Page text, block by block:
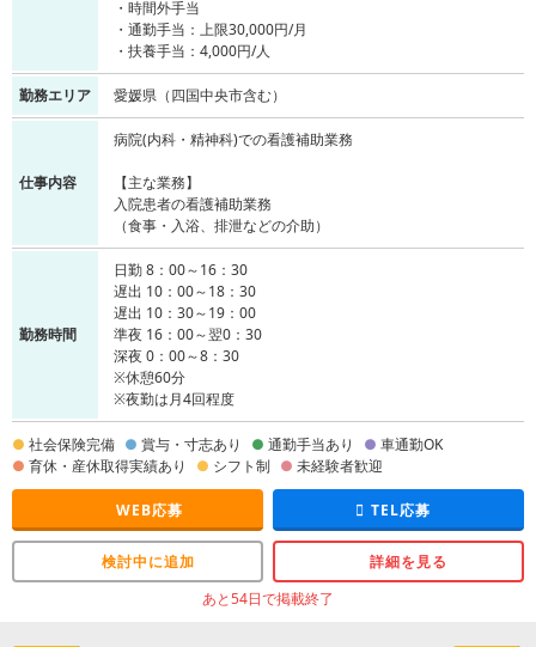
・時間外手当
・通勤手当：上限30,000円/月
・扶養手当：4,000円/人
勤務エリア 愛媛県（四国中央市含む）
仕事内容
病院(内科・精神科)での看護補助業務
【主な業務】
入院患者の看護補助業務
（食事・入浴、排泄などの介助）
勤務時間
日勤 8：00～16：30
遅出 10：00～18：30
遅出 10：30～19：00
準夜 16：00～翌0：30
深夜 0：00～8：30
※休憩60分
※夜勤は月4回程度
社会保険完備 賞与・寸志あり 通勤手当あり
車通勤OK
育休・産休取得実績あり
シフト制 未経験者歓迎
WEB応募 TEL応募
検討中に追加
詳細を見る
あと54日で掲載終了